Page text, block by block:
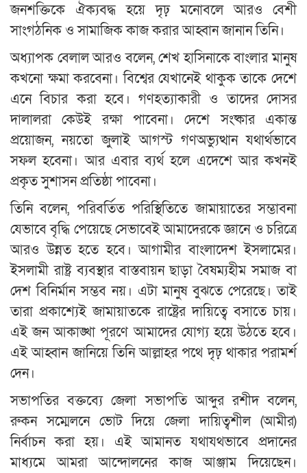
জনশক্তিকে ঐক্যবদ্ধ হয়ে দৃঢ় মনোবলে আরও বেশী
সাংগঠনিক ও সামাজিক কাজ করার আহ্বান জানান তিনি।
অধ্যাপক বেলাল আরও বলেন, শেখ হাসিনাকে বাংলার মানুষ
কখনো ক্ষমা করবেনা। বিশ্বের যেখানেই থাকুক তাকে দেশে
এনে বিচার করা হবে। গণহত্যাকারী ও তাদের দোসর
দালালরা কেউই রক্ষা পাবেনা। দেশে সংষ্কার একান্ত
প্রয়োজন, নয়তো জুলাই আগস্ট গণঅভ্যুত্থান যথার্থভাবে
সফল হবেনা। আর এবার ব্যর্থ হলে এদেশে আর কখনই
প্রকৃত সুশাসন প্রতিষ্ঠা পাবেনা।
তিনি বলেন, পরিবর্তিত পরিস্থিতিতে জামায়াতের সম্ভাবনা
যেভাবে বৃদ্ধি পেয়েছে সেভাবেই আমাদেরকে জ্ঞানে ও চরিত্রে
আরও উন্নত হতে হবে। আগামীর বাংলাদেশ ইসলামের।
ইসলামী রাষ্ট্র ব্যবস্থার বাস্তবায়ন ছাড়া বৈষম্যহীম সমাজ বা
দেশ বিনির্মান সম্ভব নয়। এটা মানুষ বুঝতে পেরেছে। তাই
তারা প্রকাশ্যেই জামায়াতকে রাষ্ট্রের দায়িত্বে বসাতে চায়।
এই জন আকাঙ্খা পূরণে আমাদের যোগ্য হয়ে উঠতে হবে।
এই আহ্বান জানিয়ে তিনি আল্লাহর পথে দৃঢ় থাকার পরামর্শ
দেন।
সভাপতির বক্তব্যে জেলা সভাপতি আব্দুর রশীদ বলেন,
রুকন সম্মেলনে ভোট দিয়ে জেলা দায়িত্বশীল (আমীর)
নির্বাচন করা হয়। এই আমানত যথাযথভাবে প্রদানের
মাধ্যমে আমরা আন্দোলনের কাজ আঞ্জাম দিয়েছেন।